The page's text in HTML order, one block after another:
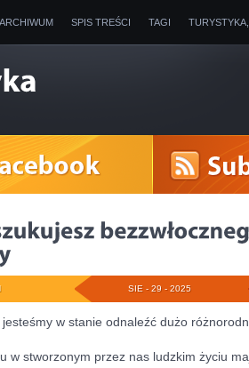
ARCHIWUM SPIS TREŚCI TAGI
SIE - 29 - 2025
w stanie odnaleźć dużo
w stworzonym przez nas ludzkim życiu